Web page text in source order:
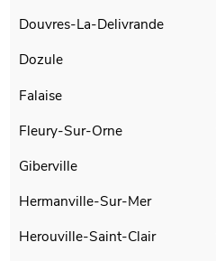
Douvres-La-Delivrande
Dozule
Falaise
Fleury-Sur-Orne
Giberville
Hermanville-Sur-Mer
Herouville-Saint-Clair